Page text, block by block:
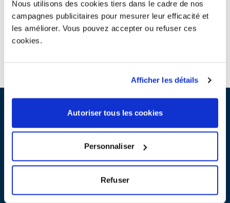
Nous utilisons des cookies tiers dans le cadre de nos
campagnes publicitaires pour mesurer leur efficacité et
les améliorer. Vous pouvez accepter ou refuser ces
cookies.
Afficher les détails
Autoriser tous les cookies
Personnaliser
Refuser
Sensibiliser
Télécharger la fiche atelier :
Atelier 2 : Electro-quiz sur les piles et
accumulateurs